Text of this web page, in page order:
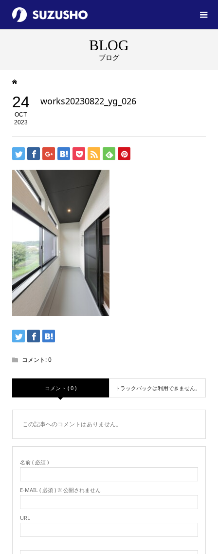
BLOG
ブログ
24
OCT
2023
works20230822_yg_026
コメント:0
コメント ( 0 ) トラックバックは利用できません。
この記事へのコメントはありません。
名前 ( 必須 )
E-MAIL ( 必須 ) ※ 公開されません
URL